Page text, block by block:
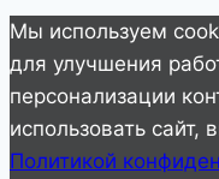
Мы используем
для улучшения
персонализации
использовать сайт,
Политикой